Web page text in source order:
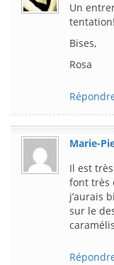
Un
tentation!
Bises,
Rosa
Marie-
Il est
font très
j’aurais
sur le